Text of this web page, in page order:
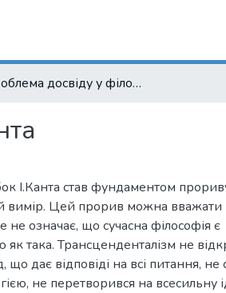
Проблема досвіду у філософії І. Канта
І.Канта став фундаментом
вимір. Цей прорив можна вважати
не означає, що сучасна філософія є
така. Трансценденталізм не
що дає відповіді на всі питання, не
не перетворився на всесильну